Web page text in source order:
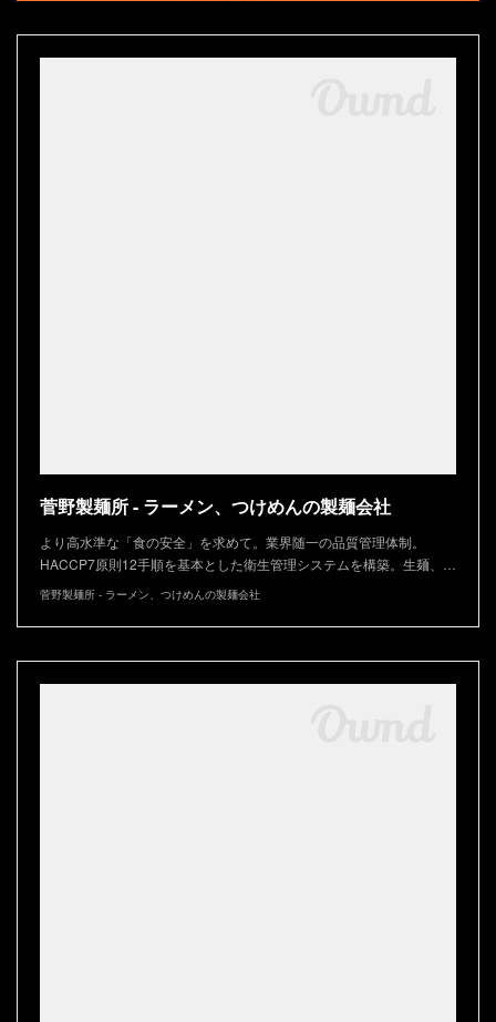
菅野製麺所 - ラーメン、つけめんの製麺会社
より高水準な「食の安全」を求めて。業界随一の品質管理体制。
HACCP7原則12手順を基本とした衛生管理システムを構築。生麺、…
菅野製麺所 - ラーメン、つけめんの製麺会社